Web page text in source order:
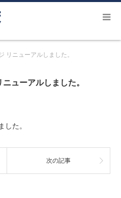
リニューアルしました。
ューアルしました。
した。
次の記事